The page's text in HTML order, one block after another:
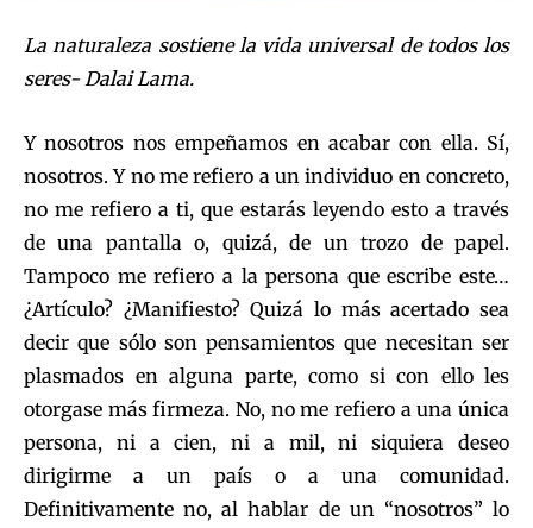
La naturaleza sostiene la vida universal de todos los
seres- Dalai Lama.
Y nosotros nos empeñamos en acabar con ella. Sí,
nosotros. Y no me refiero a un individuo en concreto,
no me refiero a ti, que estarás leyendo esto a través
de una pantalla o, quizá, de un trozo de papel.
Tampoco me refiero a la persona que escribe este…
¿Artículo? ¿Manifiesto? Quizá lo más acertado sea
decir que sólo son pensamientos que necesitan ser
plasmados en alguna parte, como si con ello les
otorgase más firmeza. No, no me refiero a una única
persona, ni a cien, ni a mil, ni siquiera deseo
dirigirme a un país o a una comunidad.
Definitivamente no, al hablar de un “nosotros” lo